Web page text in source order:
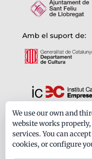
Amb el suport de:
Formem part de:
We use our own and
website works
services. You can
cookies, or configure